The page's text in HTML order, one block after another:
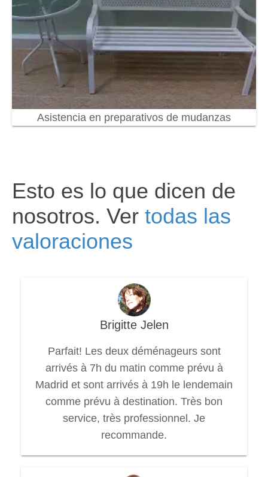
Asistencia en preparativos de mudanzas
Esto es lo que dicen de
nosotros. Ver todas las
valoraciones
Brigitte Jelen
Parfait! Les deux déménageurs sont
arrivés à 7h du matin comme prévu à
Madrid et sont arrivés à 19h le lendemain
comme prévu à destination. Très bon
service, très professionnel. Je
recommande.